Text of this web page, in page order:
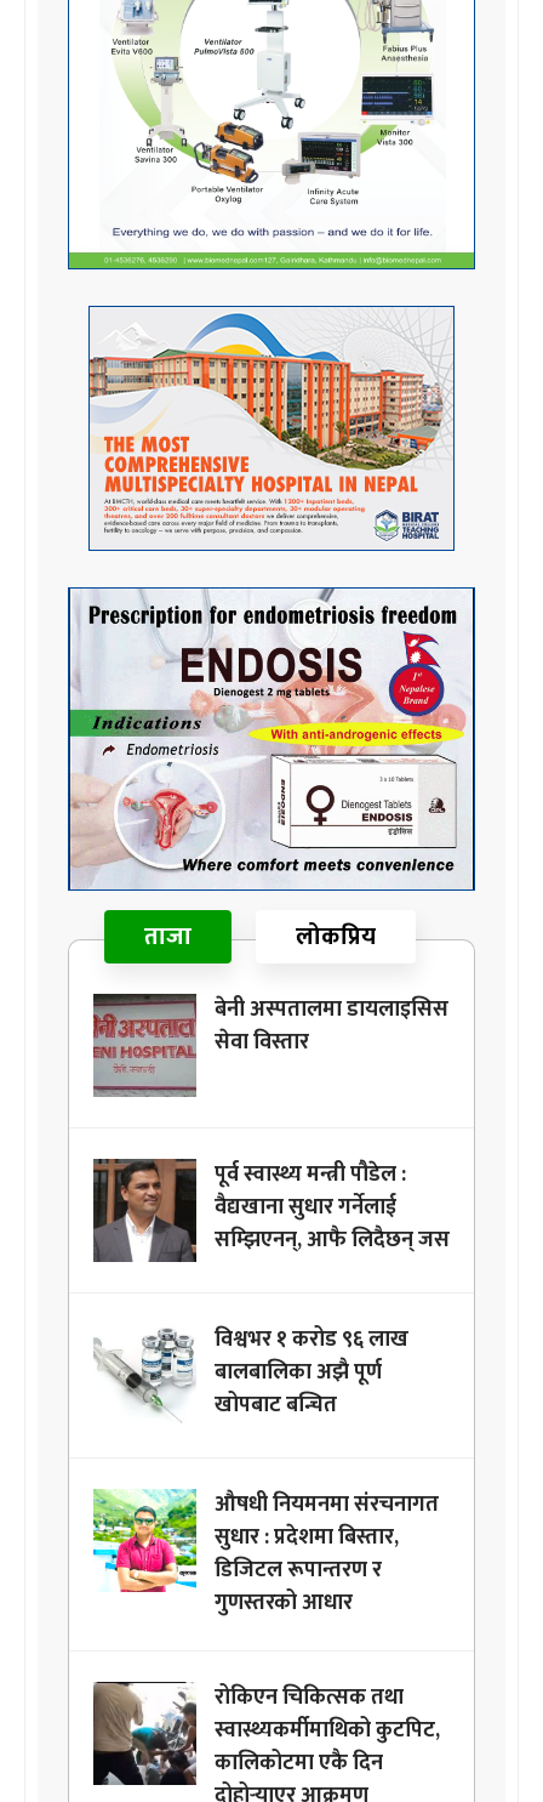
ताजा लोकप्रिय
बेनी अस्पतालमा डायलाइसिस
सेवा विस्तार
पूर्व स्वास्थ्य मन्त्री पौडेल :
वैद्यखाना सुधार गर्नेलाई
सम्झिएनन्, आफै लिदैछन् जस
विश्वभर १ करोड ९६ लाख
बालबालिका अझै पूर्ण
खोपबाट बन्चित
औषधी नियमनमा संरचनागत
सुधार : प्रदेशमा बिस्तार,
डिजिटल रूपान्तरण र
गुणस्तरको आधार
रोकिएन चिकित्सक तथा
स्वास्थ्यकर्मीमाथिको कुटपिट,
कालिकोटमा एकै दिन